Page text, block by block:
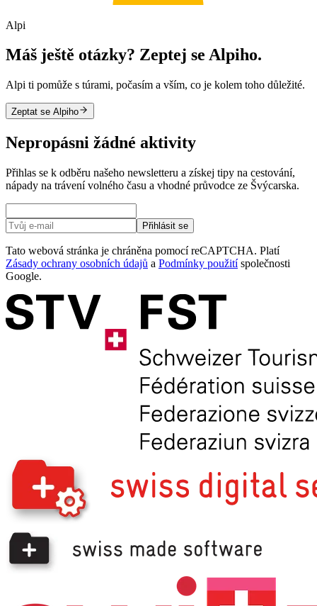
Alpi
Máš ještě otázky? Zeptej se Alpiho.
Alpi ti pomůže s túrami, počasím a vším, co je kolem toho důležité.
Zeptat se Alpiho
Nepropásni žádné aktivity
Přihlas se k odběru našeho newsletteru a získej tipy na cestování,
nápady na trávení volného času a vhodné průvodce ze Švýcarska.
Přihlásit se
Tato webová stránka je chráněna pomocí reCAPTCHA. Platí
Zásady ochrany osobních údajů a Podmínky použitíspolečnosti
Google.